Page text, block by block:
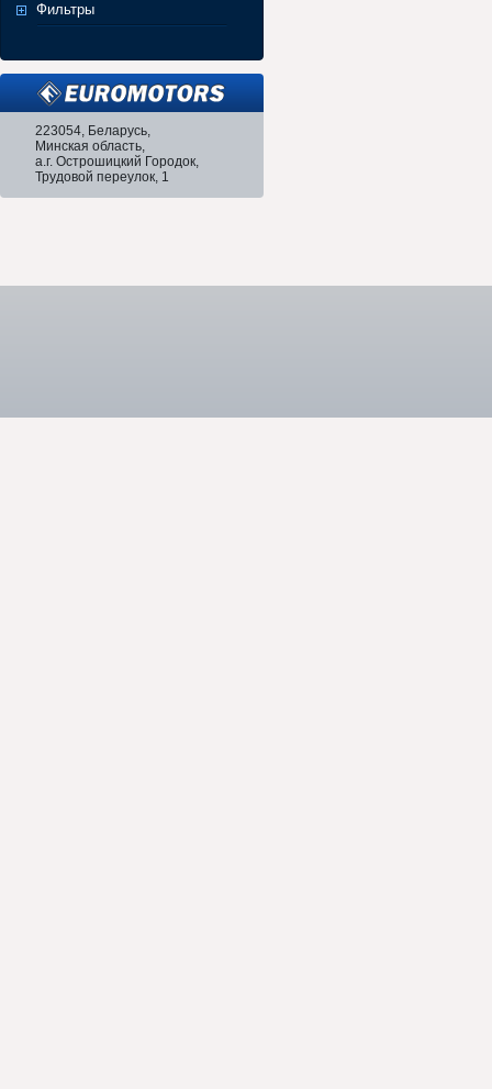
Фильтры
223054, Беларусь,
Минская область,
а.г. Острошицкий Городок,
Трудовой переулок, 1